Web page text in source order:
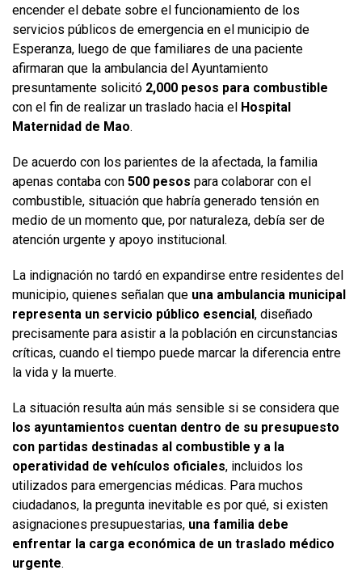
encender el debate sobre el funcionamiento de los
servicios públicos de emergencia en el municipio de
Esperanza, luego de que familiares de una paciente
afirmaran que la ambulancia del Ayuntamiento
presuntamente solicitó 2,000 pesos para combustible
con el fin de realizar un traslado hacia el Hospital
Maternidad de Mao.
De acuerdo con los parientes de la afectada, la familia
apenas contaba con 500 pesos para colaborar con el
combustible, situación que habría generado tensión en
medio de un momento que, por naturaleza, debía ser de
atención urgente y apoyo institucional.
La indignación no tardó en expandirse entre residentes del
municipio, quienes señalan que una ambulancia municipal
representa un servicio público esencial, diseñado
precisamente para asistir a la población en circunstancias
críticas, cuando el tiempo puede marcar la diferencia entre
la vida y la muerte.
La situación resulta aún más sensible si se considera que
los ayuntamientos cuentan dentro de su presupuesto
con partidas destinadas al combustible y a la
operatividad de vehículos oficiales, incluidos los
utilizados para emergencias médicas. Para muchos
ciudadanos, la pregunta inevitable es por qué, si existen
asignaciones presupuestarias, una familia debe
enfrentar la carga económica de un traslado médico
urgente.